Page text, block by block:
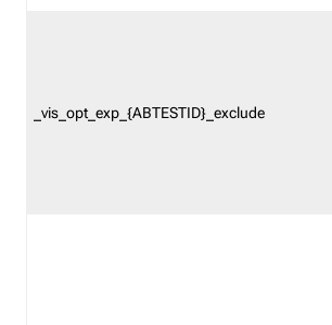
_vis_opt_exp_{ABTESTID}_exclude